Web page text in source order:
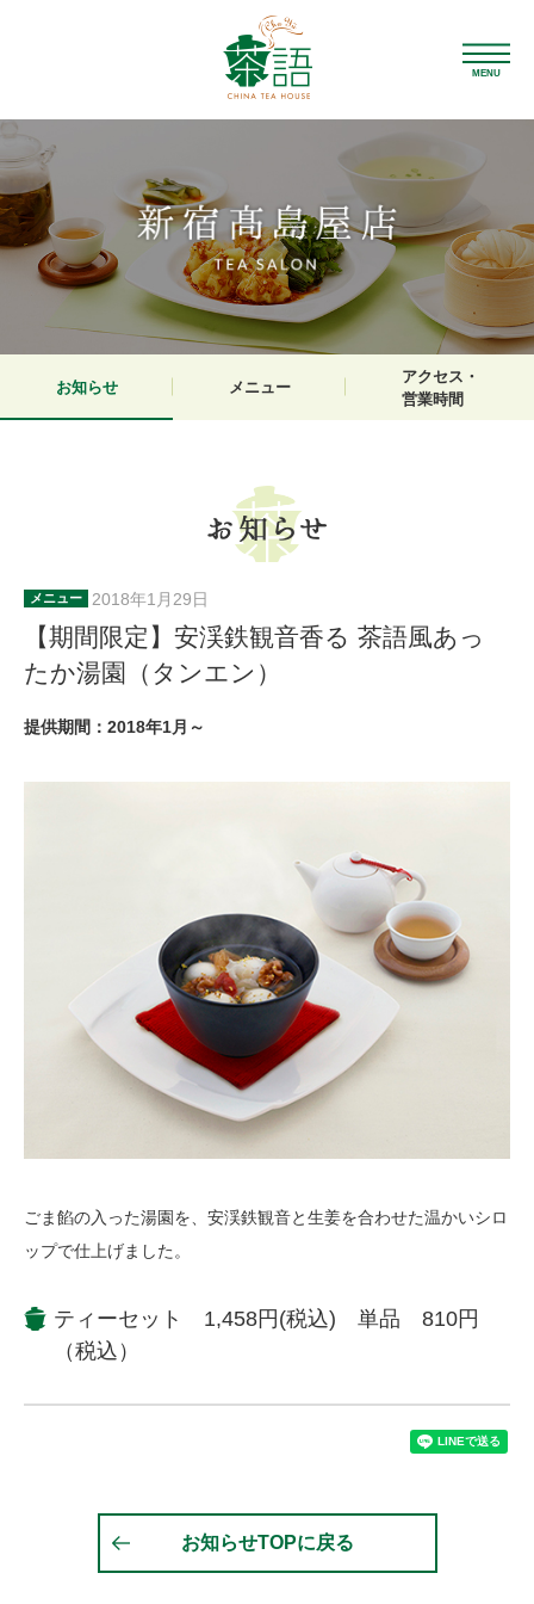
MENU
お知らせ メニュー
アクセス・
営業時間
メニュー 2018年1月29日
【期間限定】安渓鉄観音香る 茶語風あっ
たか湯園（タンエン）
提供期間：2018年1月～
ごま餡の入った湯園を、安渓鉄観音と生姜を合わせた温かいシロ
ップで仕上げました。
ティーセット 1,458円(税込) 単品 810円
（税込）
お知らせTOPに戻る